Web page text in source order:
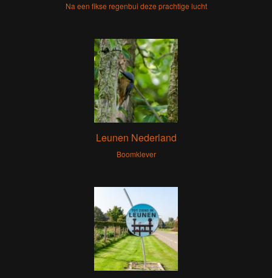
Na een fikse regenbui deze prachtige lucht
Leunen Nederland
Boomklever